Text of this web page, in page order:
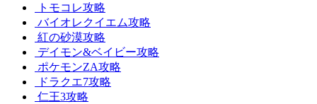
トモコレ攻略
バイオレクイエム攻略
紅の砂漠攻略
デイモン&ベイビー攻略
ポケモンZA攻略
ドラクエ7攻略
仁王3攻略